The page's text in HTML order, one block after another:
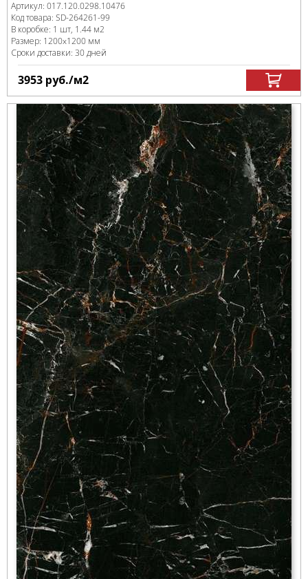
Артикул: 017.120.0298.10476
Код товара: SD-264261-99
В коробке: 1 шт, 1.44 м2
Размер: 1200x1200 мм
Сроки доставки: 30 дней
3953 руб./м2